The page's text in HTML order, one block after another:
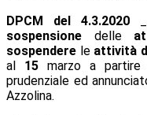
DPCM del 4.3.2020_
sospensione delle
sospendere le attività
al 15 marzo a
prudenziale ed
Azzolina.